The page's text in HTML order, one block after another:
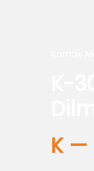
K —